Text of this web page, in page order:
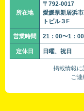
所在地
〒792-0017
愛媛県新居浜
トビル３F
営業時間 21：00〜1：00
定休日 日曜、祝日
掲載情報に
ご連